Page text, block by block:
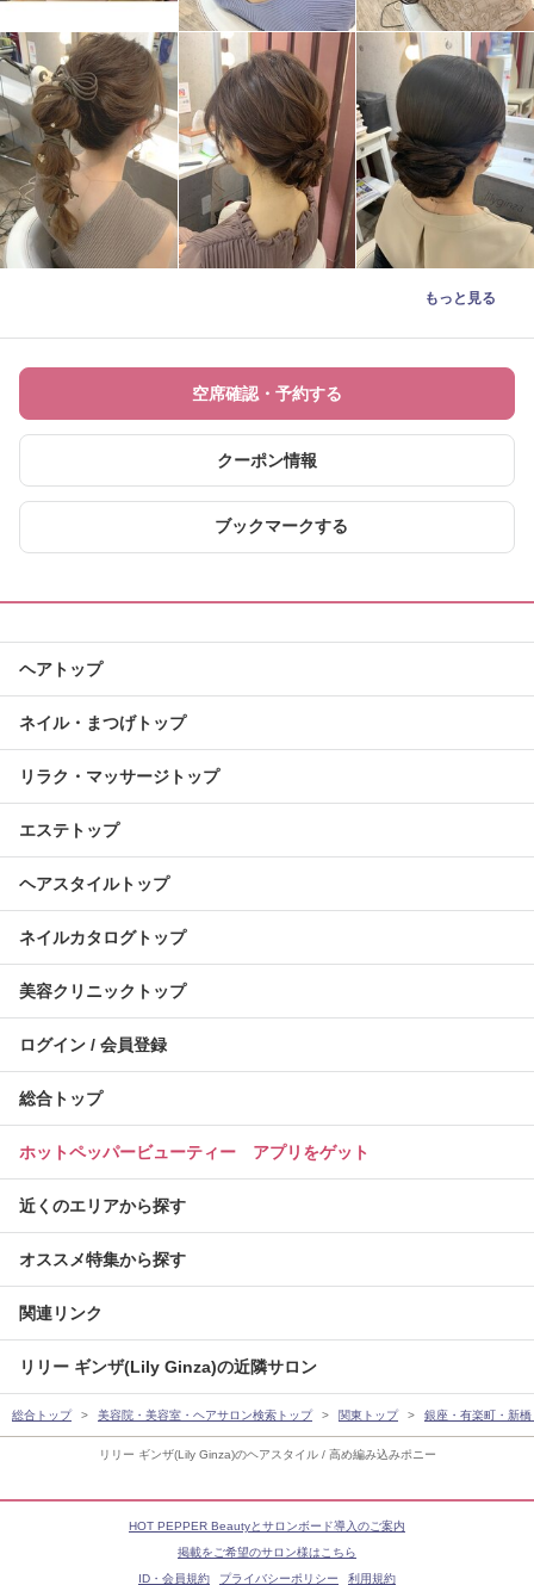
リリー ギンザ(Lily Ginza)のヘアスタイル / 高め編み込みポニー
もっと見る
空席確認・予約する
クーポン情報
ブックマークする
ヘアトップ
ネイル・まつげトップ
リラク・マッサージトップ
エステトップ
ヘアスタイルトップ
ネイルカタログトップ
美容クリニックトップ
ログイン / 会員登録
総合トップ
ホットペッパービューティー アプリをゲット
近くのエリアから探す
オススメ特集から探す
関連リンク
リリー ギンザ(Lily Ginza)の近隣サロン
総合トップ 美容院・美容室・ヘアサロン検索トップ 関東トップ 銀座・有楽町・新
HOT PEPPER Beautyとサロンボード導入のご案内
掲載をご希望のサロン様はこちら
ID・会員規約
プライバシーポリシー 利用規約